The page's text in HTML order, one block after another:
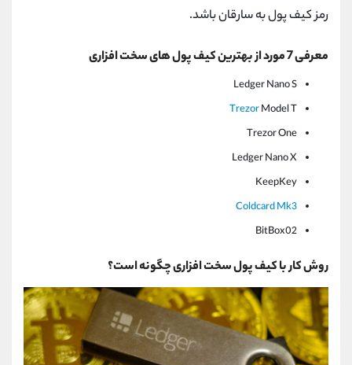
رمز کیف پول به سارقان باشد.
معرفی 7 مورد از بهترین کیف پول های سخت افزاری
Ledger Nano S
TrezorModel T
Trezor One
Ledger Nano X
KeepKey
Coldcard Mk3
BitBox02
روش کار با کیف پول سخت افزاری چگونه است؟